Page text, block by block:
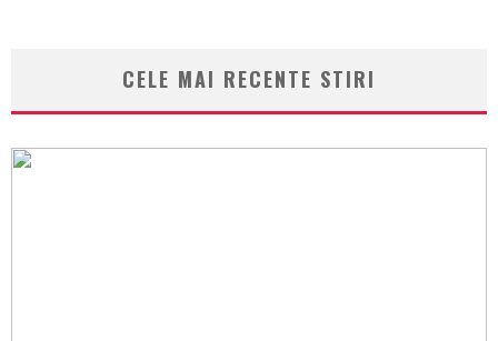
CELE MAI RECENTE STIRI